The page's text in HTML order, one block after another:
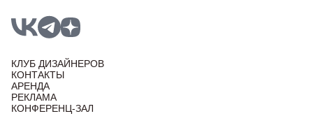
КЛУБ ДИЗАЙНЕРОВ
КОНТАКТЫ
АРЕНДА
РЕКЛАМА
КОНФЕРЕНЦ-ЗАЛ